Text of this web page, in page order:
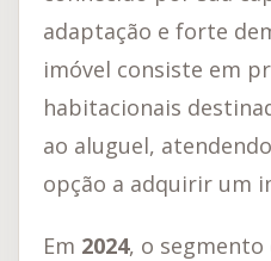
adaptação e forte
imóvel consiste em
habitacionais
ao aluguel,
opção a adquirir um
Em 2024, o